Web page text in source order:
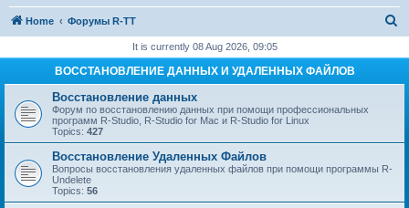
Home Форумы R-TT
r
It is currently 08 Aug 2026, 09:05
ВОССТАНОВЛЕНИЕ ДАННЫХ И УДАЛЕННЫХ ФАЙЛОВ
Восстановление данных
Форум по восстановлению данных при помощи профессиональных
программ R-Studio, R-Studio for Mac и R-Studio for Linux
Topics: 427
Восстановление Удаленных Файлов
Вопросы восстановления удаленных файлов при помощи программы R-
Undelete
Topics: 56